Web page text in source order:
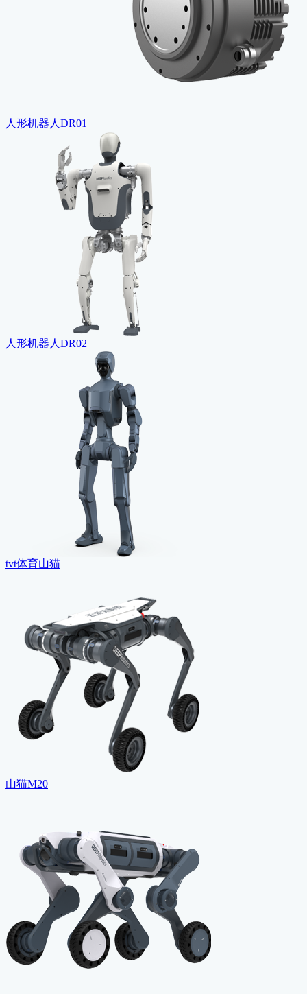
人形机器人DR01
人形机器人DR02
tvt体育山猫
山猫M20